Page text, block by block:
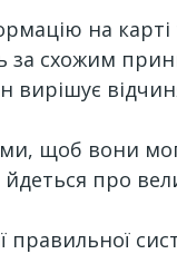
на
за схожим
щоб вони
про
правильної